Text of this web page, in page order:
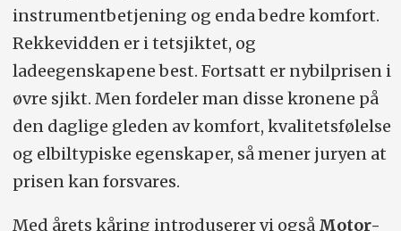
instrumentbetjening og enda bedre komfort.
Rekkevidden er i tetsjiktet, og
ladeegenskapene best. Fortsatt er nybilprisen i
øvre sjikt. Men fordeler man disse kronene på
den daglige gleden av komfort, kvalitetsfølelse
og elbiltypiske egenskaper, så mener juryen at
prisen kan forsvares.
Med årets kåring introduserer vi også Motor-